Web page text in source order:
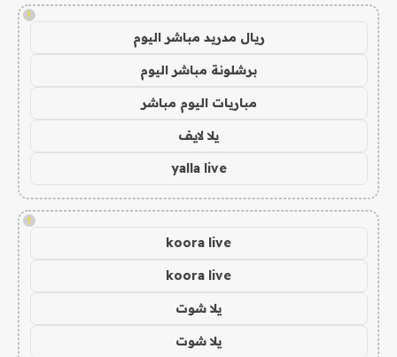
!
ريال مدريد مباشر اليوم
برشلونة مباشر اليوم
مباريات اليوم مباشر
يلا لايف
yalla live
!
koora live
koora live
يلا شوت
يلا شوت